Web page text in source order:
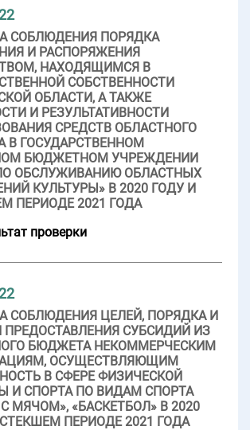
СОБЛЮДЕНИЯ ПОРЯДКА
И РАСПОРЯЖЕНИЯ
НАХОДЯЩИМСЯ В
СОБСТВЕННОСТИ
ОБЛАСТИ, А ТАКЖЕ
И РЕЗУЛЬТАТИВНОСТИ
СРЕДСТВ ОБЛАСТНОГО
В ГОСУДАРСТВЕННОМ
БЮДЖЕТНОМ УЧРЕЖДЕНИИ
ОБСЛУЖИВАНИЮ ОБЛАСТНЫХ
КУЛЬТУРЫ» В 2020 ГОДУ И
ПЕРИОДЕ 2021 ГОДА
проверки
СОБЛЮДЕНИЯ ЦЕЛЕЙ, ПОРЯДКА И
ПРЕДОСТАВЛЕНИЯ СУБСИДИЙ ИЗ
БЮДЖЕТА НЕКОММЕРЧЕСКИМ
ОСУЩЕСТВЛЯЮЩИМ
В СФЕРЕ ФИЗИЧЕСКОЙ
И СПОРТА ПО ВИДАМ СПОРТА
МЯЧОМ», «БАСКЕТБОЛ» В 2020
ПЕРИОДЕ 2021 ГОДА